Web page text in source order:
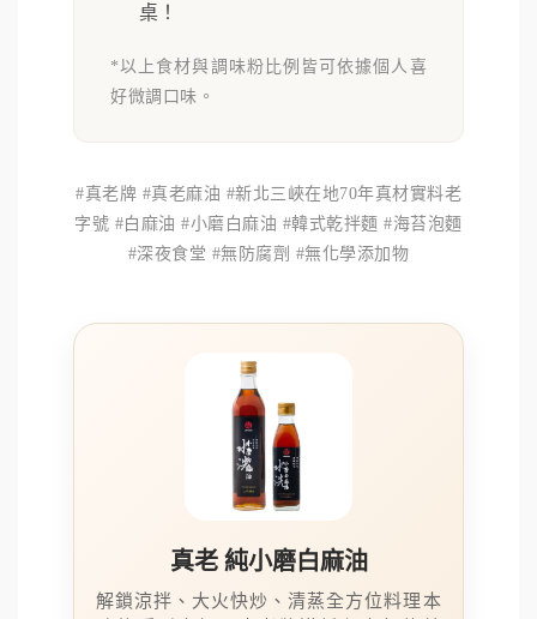
桌！
*以上食材與調味粉比例皆可依據個人喜
好微調口味。
#真老牌 #真老麻油 #新北三峽在地70年真材實料老
字號 #白麻油 #小磨白麻油 #韓式乾拌麵 #海苔泡麵
#深夜食堂 #無防腐劑 #無化學添加物
真老 純小磨白麻油
解鎖涼拌、大火快炒、清蒸全方位料理本